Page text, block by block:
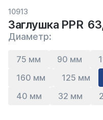
10913
Заглушка PPR
Диаметр:
75 мм 90 мм
160 мм
125 мм
40 мм
32 мм